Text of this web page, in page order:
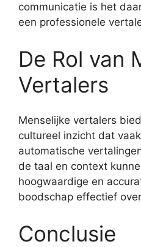
communicatie is het
een professionele
De Rol van
Vertalers
Menselijke vertalers
cultureel inzicht dat
automatische
de taal en context
hoogwaardige en
boodschap effectief
Conclusie